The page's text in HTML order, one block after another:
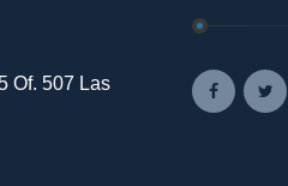
Of. 507 Las